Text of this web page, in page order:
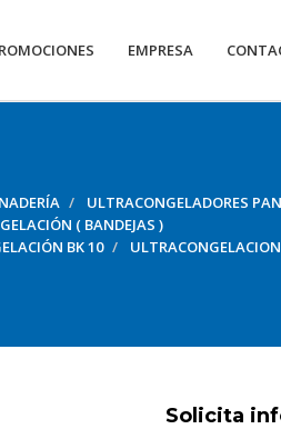
EMPRESA
ULTRACONGELADORES PAN
( BANDEJAS )
BK 10
Solicita